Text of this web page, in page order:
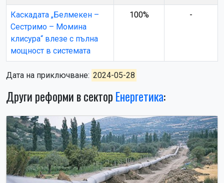
Каскадата „Белмекен –
Сестримо – Момина
клисура“ влезе с пълна
мощност в системата
100% -
Дата на приключване: 2024-05-28
Други реформи в сектор Енергетика: